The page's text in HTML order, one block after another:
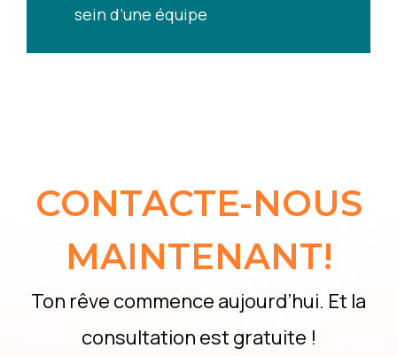
sein d’une équipe
CONTACTE-NOUS
MAINTENANT!
Ton rêve commence aujourd’hui. Et la
consultation est gratuite !